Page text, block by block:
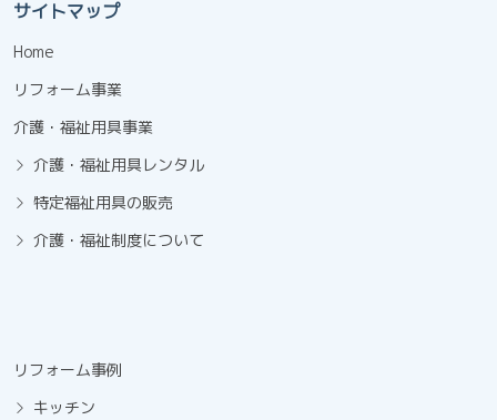
サイトマップ
Home
リフォーム事業
介護・福祉用具事業
介護・福祉用具レンタル
特定福祉用具の販売
介護・福祉制度について
リフォーム事例
キッチン